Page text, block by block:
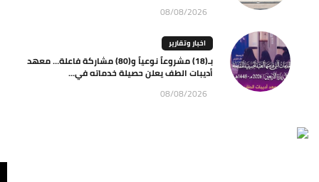
08/08/2026
اخبار وتقارير
بـ(18) مشروعاً نوعياً و(80) مشاركة فاعلة… معهد
أديبات الطف يعلن حصيلة خدماته في...
08/08/2026